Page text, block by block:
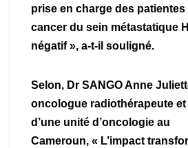
prise en charge des patientes
cancer du sein métastatique
négatif », a-t-il souligné.
Selon, Dr SANGO Anne
oncologue radiothérapeute
d’une unité d’oncologie au
Cameroun, « L’impact